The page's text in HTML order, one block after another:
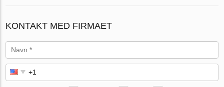
KONTAKT MED FIRMAET